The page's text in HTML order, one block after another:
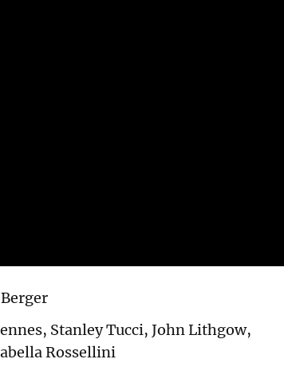
Stanley Tucci, John Lithgow,
Rossellini